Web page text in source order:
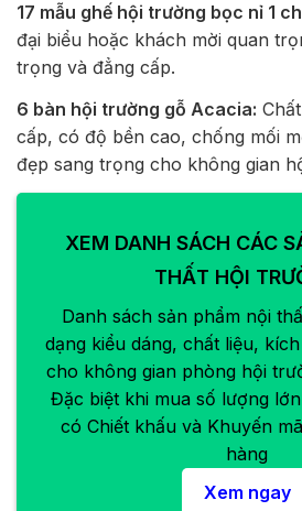
17 mẫu ghế hội trường bọc nỉ 1
đại biểu hoặc khách mời quan
trọng và đẳng cấp.
6 bàn hội trường gỗ Acacia:
cấp, có độ bền cao, chống mối
đẹp sang trọng cho không gian
XEM DANH SÁCH CÁC
THẤT HỘI
Danh sách sản phẩm nội
dạng kiểu dáng, chất liệu,
cho không gian phòng hội
Đặc biệt khi mua số lượng
có Chiết khấu và Khuyến
hàng
Xem ngay